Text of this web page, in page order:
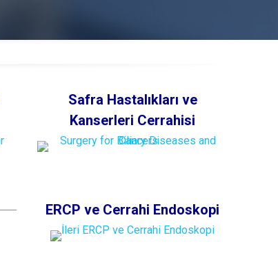
Safra Hastalıkları ve
Kanserleri Cerrahisi
ERCP ve Cerrahi Endoskopi